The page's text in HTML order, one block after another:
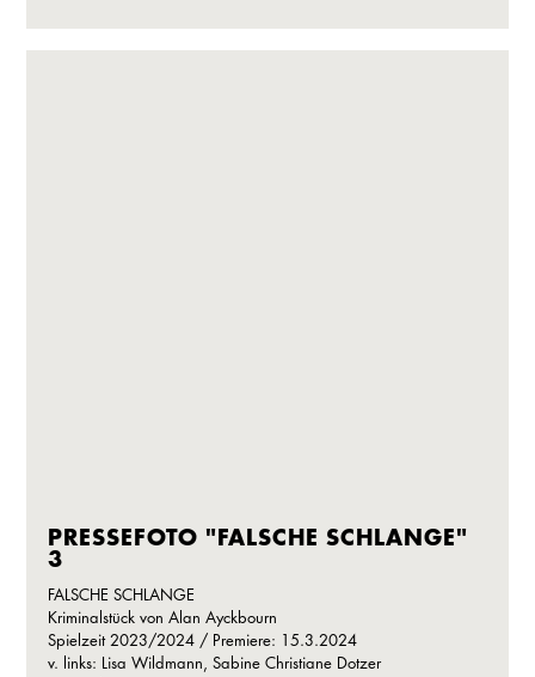
PRESSEFOTO "FALSCHE SCHLANGE"
3
FALSCHE SCHLANGE
Kriminalstück von Alan Ayckbourn
Spielzeit 2023/2024 / Premiere: 15.3.2024
v. links: Lisa Wildmann, Sabine Christiane Dotzer